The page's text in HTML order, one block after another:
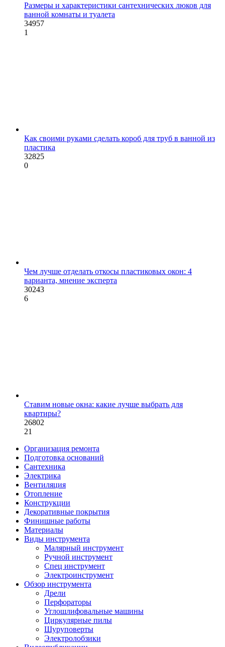
Размеры и характеристики сантехнических люков для
ванной комнаты и туалета
34957
1
Как своими руками сделать короб для труб в ванной из
пластика
32825
0
Чем лучше отделать откосы пластиковых окон: 4
варианта, мнение эксперта
30243
6
Ставим новые окна: какие лучше выбрать для
квартиры?
26802
21
Организация ремонта
Подготовка оснований
Сантехника
Электрика
Вентиляция
Отопление
Конструкции
Декоративные покрытия
Финишные работы
Материалы
Виды инструмента
Малярный инструмент
Ручной инструмент
Спец инструмент
Электроинструмент
Обзор инструмента
Дрели
Перфораторы
Углошлифовальные машины
Циркулярные пилы
Шуруповерты
Электролобзики